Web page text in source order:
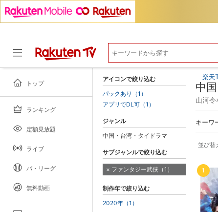
トップ
ランキング
定額見放題
ライブ
パ・リーグ
無料動画
楽天
中
山河令
キーワ
並び替
1
アイコンで絞り込む
パックあり（1）
アプリでDL可（1）
ジャンル
中国・台湾・タイドラマ
サブジャンルで絞り込む
ファンタジー武侠（1）
制作年で絞り込む
2020年（1）